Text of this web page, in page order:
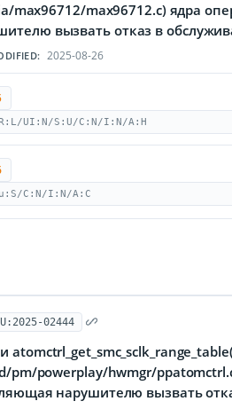
max96712/max96712.c) ядра
вызвать отказ в
2025-08-26
UI:N/S:U/C:N/I:N/A:H
C:N/I:N/A:C
02444
pm/powerplay/hwmgr/
нарушителю вызвать